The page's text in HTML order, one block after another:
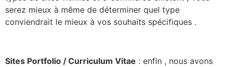
serez mieux à même de déterminer quel type
conviendrait le mieux à vos souhaits spécifiques .
Sites Portfolio / Curriculum Vitae : enfin , nous avons